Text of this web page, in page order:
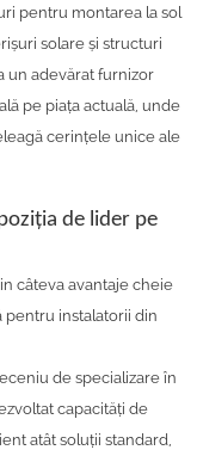
pentru montarea la sol
solare și structuri
un adevărat furnizor
pe piața actuală, unde
cerințele unice ale
de lider pe
câteva avantaje cheie
instalatorii din
de specializare în
capacități de
atât soluții standard,